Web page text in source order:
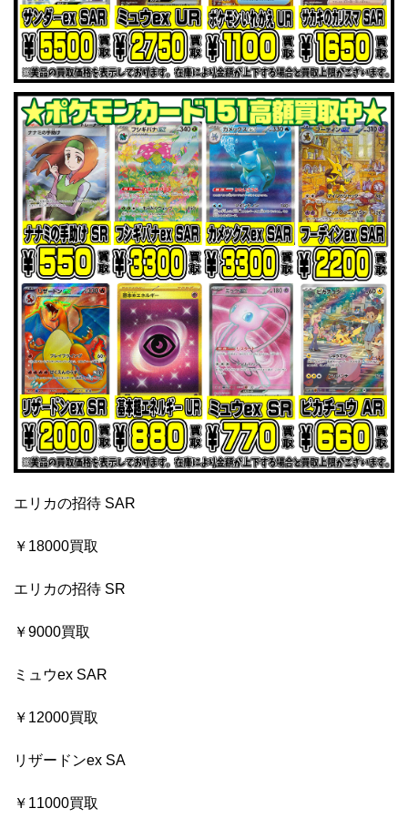
エリカの招待 SAR
￥18000買取
エリカの招待 SR
￥9000買取
ミュウex SAR
￥12000買取
リザードンex SA
￥11000買取